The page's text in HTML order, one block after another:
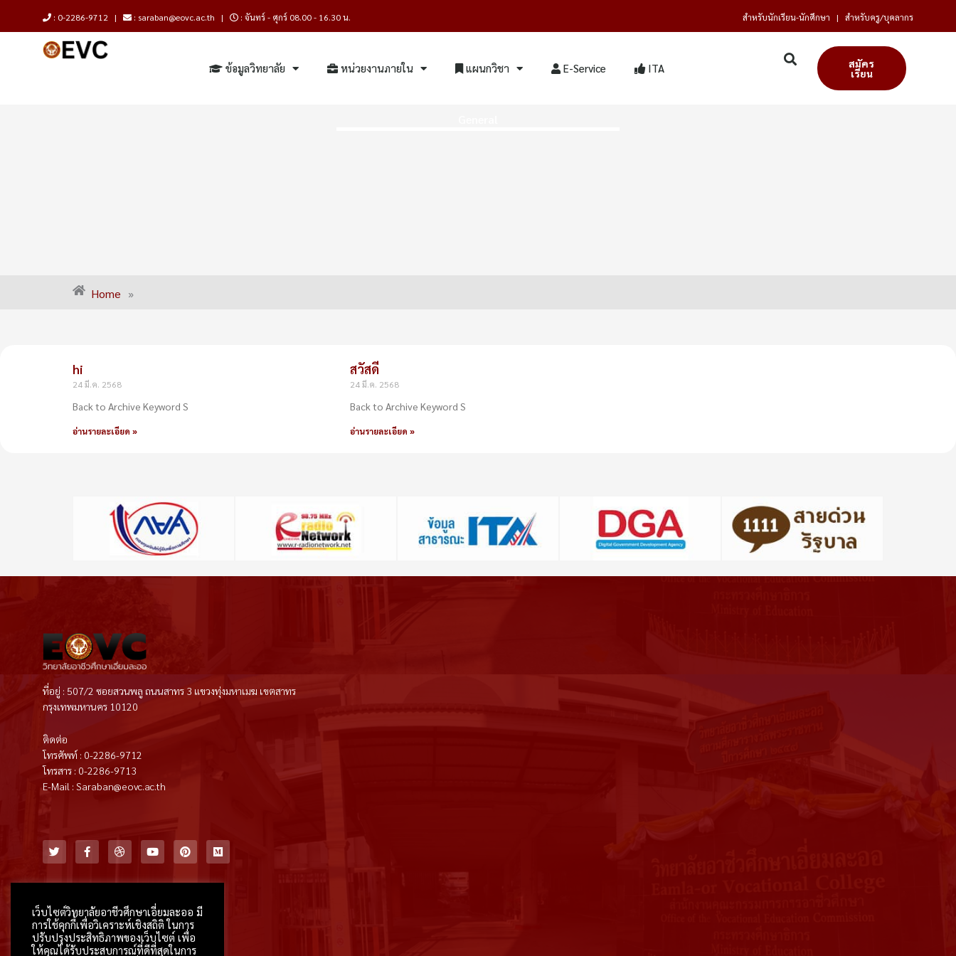
: 0-2286-9712 | : saraban@eovc.ac.th | : จันทร์ - ศุกร์ 08.00 - 16.30 น. สำหรับนักเรียน-นักศึกษา | สำหรับครู/บุคลากร
ข้อมูลวิทยาลัย หน่วยงานภายใน แผนกวิชา E-Service ITA สมัคร
เรียน
Home »
hi
24 มี.ค. 2568
Back to Archive Keyword S
อ่านรายละเอียด »
สวัสดี
24 มี.ค. 2568
Back to Archive Keyword S
อ่านรายละเอียด »
ที่อยู่ : 507/2 ซอยสวนพลู ถนนสาทร 3 แขวงทุ่งมหาเมฆ เขตสาทร
กรุงเทพมหานคร 10120
ติดต่อ
โทรศัพท์ : 0-2286-9712
โทรสาร : 0-2286-9713
E-Mail : Saraban@eovc.ac.th
w
i
t
e
a
c
e
o
k
-
f
r
i
b
b
e
o
u
t
b
i
n
t
r
t
e
d
i
m
เว็บไซต์วิทยาลัยอาชีวศึกษาเอี่ยมละออ มี
การใช้คุกกี้เพื่อวิเคราะห์เชิงสถิติ ในการ
ปรับปรุงประสิทธิภาพของเว็บไซต์ เพื่อ
ให้คุณได้รับประสบการณ์ที่ดีที่สุดในการ